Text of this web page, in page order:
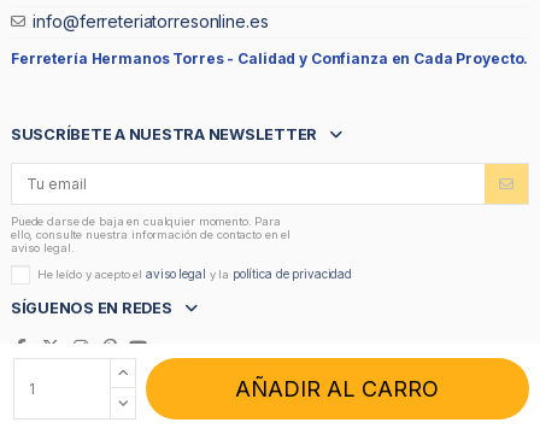
AÑADIR AL CARRO
info@ferreteriatorresonline.es
Ferretería Hermanos Torres - Calidad y Confianza en Cada Proyecto.
SUSCRÍBETE A NUESTRA NEWSLETTER
Puede darse de baja en cualquier momento. Para
ello, consulte nuestra información de contacto en el
aviso legal.
He leído y acepto elaviso legal y la política de privacidad
SÍGUENOS EN REDES